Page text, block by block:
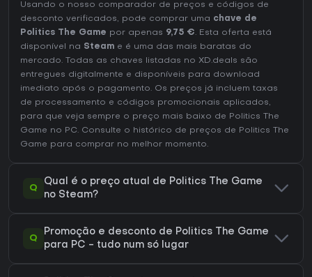
Usando o nosso comparador de preços e códigos de
desconto verificados, pode comprar uma chave de
Politics The Game por apenas 9,75 €. Esta oferta está
disponível na Steam e é uma das mais baratas do
mercado. Todas as chaves listadas no XD.deals são
entregues digitalmente e disponíveis para download
imediato após o pagamento. Os preços já incluem taxas
de processamento e códigos promocionais aplicados,
para que veja sempre o preço mais baixo de Politics The
Game no PC. Consulte o histórico de preços de Politics The
Game para comprar no melhor momento.
Q
Qual é o preço atual de Politics The Game
no Steam?
Q
Promoção e desconto de Politics The Game
para PC - tudo num só lugar